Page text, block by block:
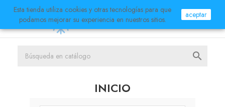
Esta tienda utiliza cookies y otras tecnologías para que
podamos mejorar su experiencia en nuestros sitios.
aceptar
 

INICIO